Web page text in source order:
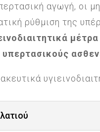
αγωγή, οι
ρύθμιση της